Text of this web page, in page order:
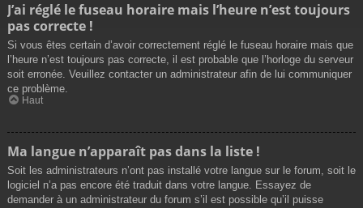
J’ai réglé le fuseau horaire mais l’heure n’est toujours
pas correcte !
Si vous êtes certain d’avoir correctement réglé le fuseau horaire mais que
l’heure n’est toujours pas correcte, il est probable que l’horloge du serveur
soit erronée. Veuillez contacter un administrateur afin de lui communiquer
ce problème.
Haut
Ma langue n’apparaît pas dans la liste !
Soit les administrateurs n’ont pas installé votre langue sur le forum, soit le
logiciel n’a pas encore été traduit dans votre langue. Essayez de
demander à un administrateur du forum s’il est possible qu’il puisse